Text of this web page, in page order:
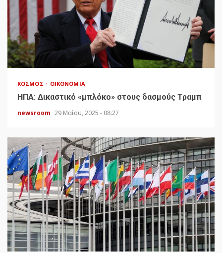
ΚΌΣΜΟΣ ΟΙΚΟΝΟΜΊΑ
HΠΑ: Δικαστικό «μπλόκο» στους δασμούς Τραμπ
newsroom 29 Μαΐου, 2025 - 08:27